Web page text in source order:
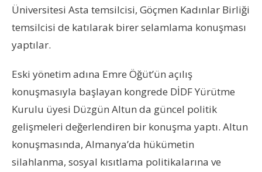
Üniversitesi Asta temsilcisi, Göçmen Kadınlar Birliği
temsilcisi de katılarak birer selamlama konuşması
yaptılar.
Eski yönetim adına Emre Öğüt’ün açılış
konuşmasıyla başlayan kongrede DİDF Yürütme
Kurulu üyesi Düzgün Altun da güncel politik
gelişmeleri değerlendiren bir konuşma yaptı. Altun
konuşmasında, Almanya’da hükümetin
silahlanma, sosyal kısıtlama politikalarına ve